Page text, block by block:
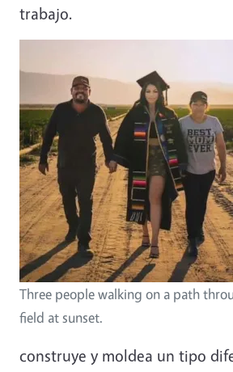
trabajo.
Three people walking on a path
field at sunset.
construye y moldea un tipo